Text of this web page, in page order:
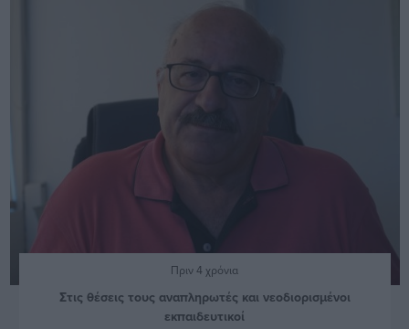
Πριν 4 χρόνια
Στις θέσεις τους αναπληρωτές και νεοδιορισμένοι
εκπαιδευτικοί